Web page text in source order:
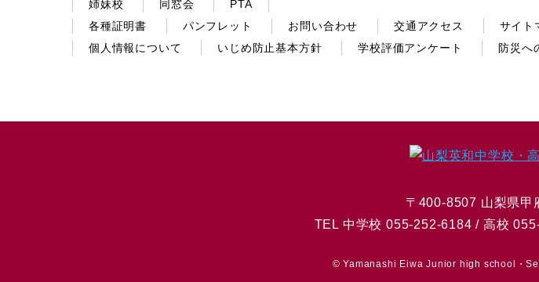
姉妹校
同窓会
PTA
各種証明書
パンフレット お問い合わせ 交通アクセス
サイト
個人情報について
いじめ防止基本方針 学校評価アンケート 防災へ
〒400-8507 山梨県甲
TEL 中学校 055-252-6184 / 高校
© Yamanashi Eiwa Junior high school・